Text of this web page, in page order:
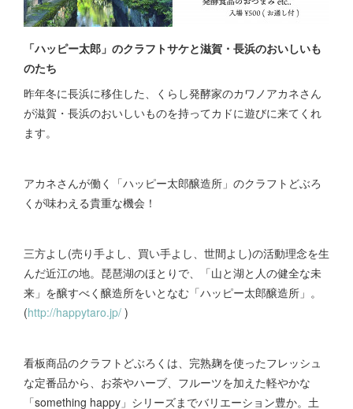
「ハッピー太郎」のクラフトサケと滋賀・長浜のおいしいも
のたち
昨年冬に長浜に移住した、くらし発酵家のカワノアカネさん
が滋賀・長浜のおいしいものを持ってカドに遊びに来てくれ
ます。
アカネさんが働く「ハッピー太郎醸造所」のクラフトどぶろ
くが味わえる貴重な機会！
三方よし(売り手よし、買い手よし、世間よし)の活動理念を生
んだ近江の地。琵琶湖のほとりで、「山と湖と人の健全な未
来」を醸すべく醸造所をいとなむ「ハッピー太郎醸造所」。
(http://happytaro.jp/ )
看板商品のクラフトどぶろくは、完熟麹を使ったフレッシュ
な定番品から、お茶やハーブ、フルーツを加えた軽やかな
「something happy」シリーズまでバリエーション豊か。土